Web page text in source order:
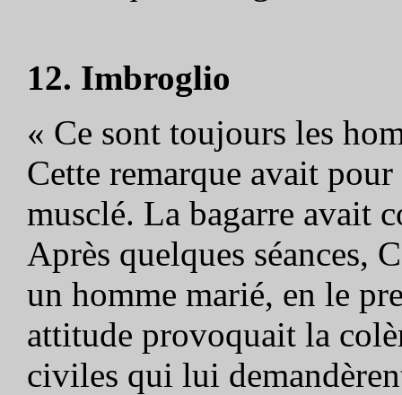
12. Imbroglio
« Ce sont toujours les
Cette remarque avait
musclé. La bagarre avait
Après quelques séances,
un homme marié, en le
attitude provoquait la
civiles qui lui